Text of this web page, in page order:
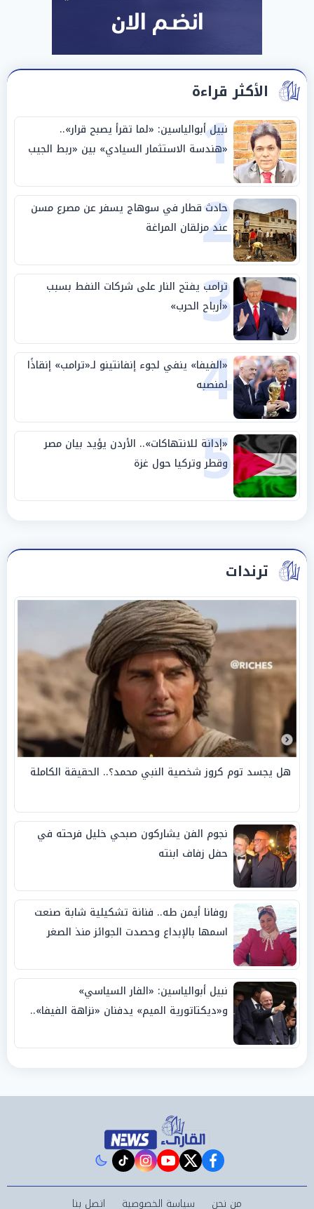
الأكثر قراءة
1
نبيل أبوالياسين: «لما تقرأ يصبح قرار»..
«هندسة الاستثمار السيادي» بين «ربط الجيب
بالوطن» و«سيادة الكلمة»
2
حادث قطار في سوهاج يسفر عن مصرع مسن
عند مزلقان المراغة
3
ترامب يفتح النار على شركات النفط بسبب
«أرباح الحرب»
4
«الفيفا» ينفي لجوء إنفانتينو لـ«ترامب» إنقاذًا
لمنصبه
5
«إدانة للانتهاكات».. الأردن يؤيد بيان مصر
وقطر وتركيا حول غزة
ترندات
هل يجسد توم كروز شخصية النبي محمد؟.. الحقيقة الكاملة
نجوم الفن يشاركون صبحي خليل فرحته في
حفل زفاف ابنته
روفانا أيمن طه.. فنانة تشكيلية شابة صنعت
اسمها بالإبداع وحصدت الجوائز منذ الصغر
نبيل أبوالياسين: «الفار السياسي»
و«ديكتاتورية الميم» يدفنان «نزاهة الفيفا»..
facebook
twitter
youtube
instagram
tiktok
من نحن سياسة الخصوصية اتصل بنا